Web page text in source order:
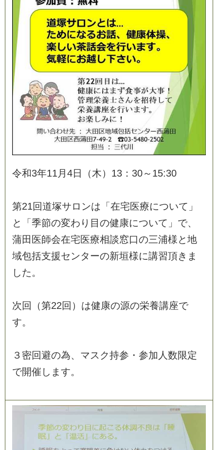
令和3年11月 4日 （木） 13 ： 30～ 15:30
第21回道塚サロ ンは 「 在宅医療について 」
と
「 季節の変わ り 目 の健康について 」 で、
蒲田 医師会在宅医療相談窓口の三浦様と地
域包括支援センターの新垣様に講習頂き ま
した。
次 回 （第22回 ） は健康の源の栄養講座で
す。
３ 密回避の為、 マスク持参 ・ 参加 人数限定
で開催 し ま す。